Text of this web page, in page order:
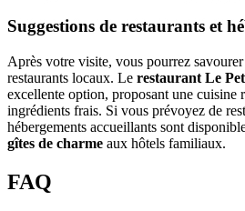
Suggestions de restaurants et
Après votre visite, vous pourrez
restaurants locaux. Le restaurant Le
excellente option, proposant une cuisine
ingrédients frais. Si vous prévoyez de
hébergements accueillants sont
gîtes de charme aux hôtels familiaux.
FAQ